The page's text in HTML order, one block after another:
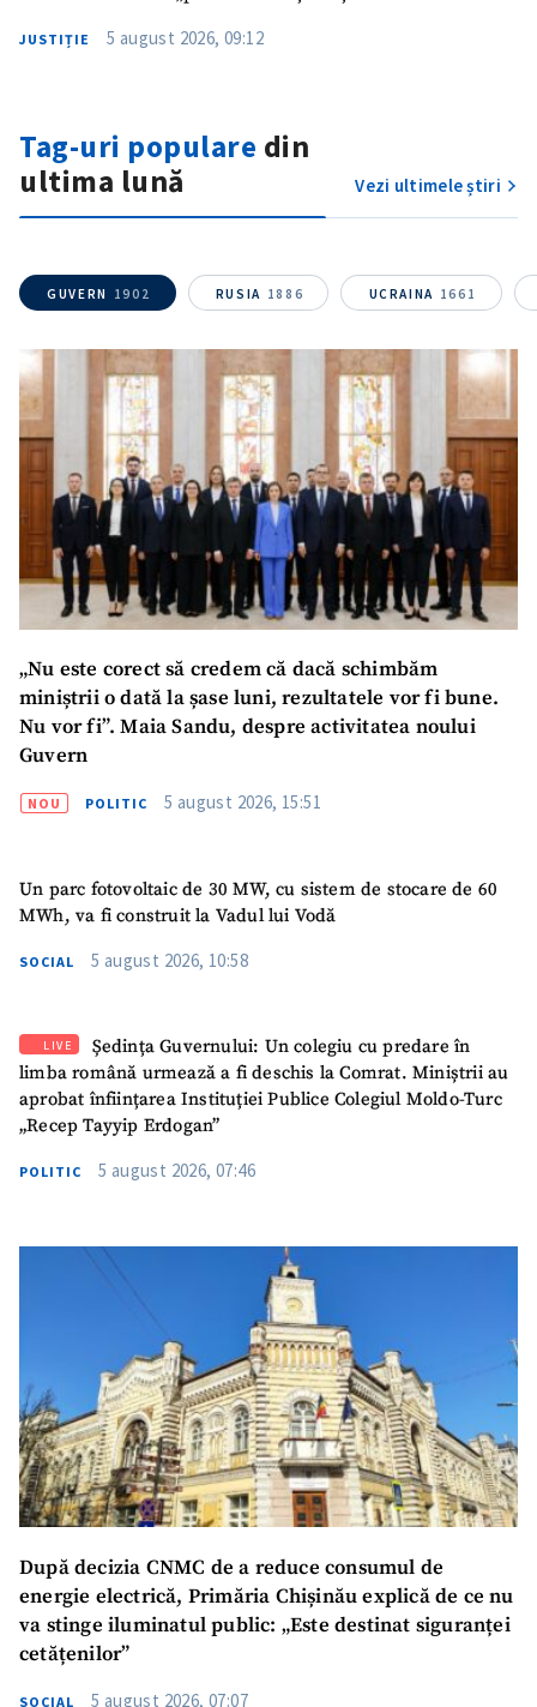
SUSȚINE
JUSTIȚIE 5 august 2026, 09:12
Tag-uri populare din
ultima lună
Vezi ultimele știri
GUVERN 1902 RUSIA 1886 UCRAINA 1661
„Nu este corect să credem că dacă schimbăm
miniștrii o dată la șase luni, rezultatele vor fi bune.
Nu vor fi”. Maia Sandu, despre activitatea noului
Guvern
NOU POLITIC 5 august 2026, 15:51
Un parc fotovoltaic de 30 MW, cu sistem de stocare de 60
MWh, va fi construit la Vadul lui Vodă
SOCIAL 5 august 2026, 10:58
LIVE
Ședința Guvernului: Un colegiu cu predare în
limba română urmează a fi deschis la Comrat. Miniștrii au
aprobat înființarea Instituției Publice Colegiul Moldo-Turc
„Recep Tayyip Erdogan”
POLITIC 5 august 2026, 07:46
După decizia CNMC de a reduce consumul de
energie electrică, Primăria Chișinău explică de ce nu
va stinge iluminatul public: „Este destinat siguranței
cetățenilor”
SOCIAL 5 august 2026, 07:07
Fotografie
+ Încarcă imagine
CONTACT SURSĂ
Sursă anonimă
Nume+ Numele meu
Email+ Emailul meu
Telefon
+ Telefon personal
Am citit și sunt de
acord cupolitica de
confidențialitate.